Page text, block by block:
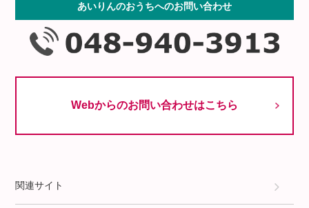
あいりんのおうちへのお問い合わせ
Webからのお問い合わせはこちら
関連サイト